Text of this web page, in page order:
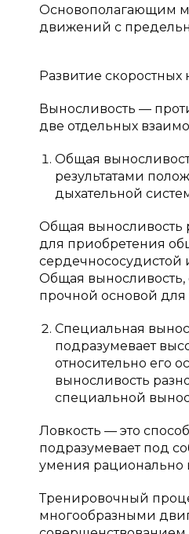
Основополагающим
движений с
Развитие скоростных
Выносливость —
две отдельных
Общая
результатами
дыхательной
Общая выносливость
для приобретения
сердечнососудистой
Общая выносливость,
прочной основой
Специальная
подразумевает
относительно его
выносливость
специальной
Ловкость — это
подразумевает под
умения рационально
Тренировочный
многообразными